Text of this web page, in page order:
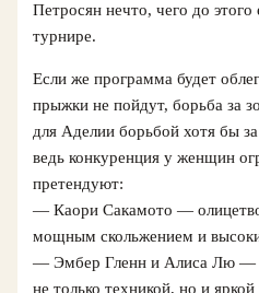
Петросян нечто, чего до
турнире.
Если же программа будет
прыжки не пойдут, борьба за
для Аделии борьбой хотя бы
ведь конкуренция у женщин
претендуют:
— Каори Сакамото —
мощным скольжением и
— Эмбер Гленн и Алиса Лю —
не только техникой, но и